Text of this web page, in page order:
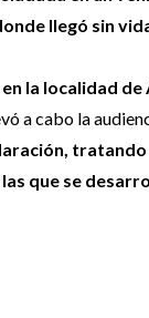
llegó sin
la localidad de
a cabo la
tratando
que se